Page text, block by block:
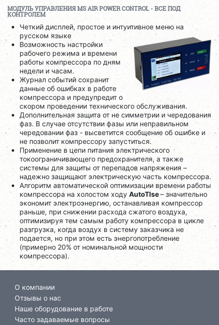
МОДУЛЬ УПРАВЛЕНИЯMSAIRPOWERCONTROL- ВСЕ ПОД
КОНТРОЛЕМ
Четкий дисплей, простое и интуитивное меню на
русском языке
Возможность настройки
рабочего режима и времени
работы компрессора по дням
недели и часам.
Журнал событий сохранит
данные об ошибках в работе
компрессора и предупредит о
скором проведении технического обслуживания.
Дополнительная защита от не симметрии и чередования
фаз. В случае отсутствии фазы или неправильном
чередовании фаз - высветится сообщение об ошибке и
не позволит компрессору запуститься.
Применение в цепи питания электрического
токоограничивающего предохранителя, а также
системы для защиты от перепадов напряжения –
надежно защищают электрическую часть компрессора.
Алгоритм автоматической оптимизации времени работы
компрессора на холостом ходу AutoTlse– значительно
экономит электроэнергию, останавливая компрессор
раньше, при снижении расхода сжатого воздуха,
оптимизируя тем самым работу компрессора в цикле
разгрузка, когда воздух в систему заказчика не
подается, но при этом есть энергопотребление
(примерно 20% от номинальной мощности
компрессора).
О компании
Отзывы о нас
Наше оборудование в работе
Часто задаваемые вопросы